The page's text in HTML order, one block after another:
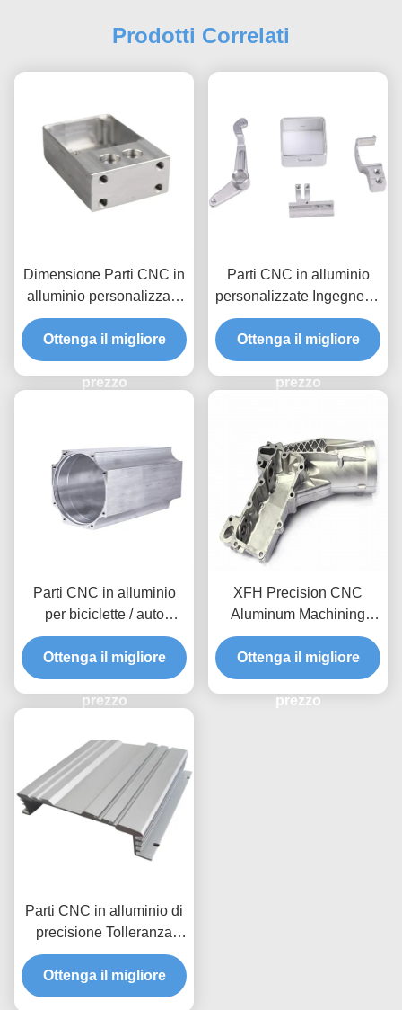
Prodotti Correlati
Dimensione Parti CNC in
alluminio personalizzate
Superficie anodizzata
Finitura di precisione
Tolleranza 0,1 - 0,001 mm
Ottenga il migliore
prezzo
Parti CNC in alluminio
personalizzate Ingegneria
di precisione con
ispezione IPQC e
supporto alla produzione
di piccoli lotti Parti CNC
Ottenga il migliore
prezzo
Parti CNC in alluminio
per biciclette / auto
personalizzate
Ottenga il migliore
prezzo
XFH Precision CNC
Aluminum Machining
Parts / Soluzioni di
perforazione per la
fresatura a tornitura CNC
Ottenga il migliore
prezzo
Parti CNC in alluminio di
precisione Tolleranza
ridotta Parti metalliche
lavorate su misura
Ottenga il migliore